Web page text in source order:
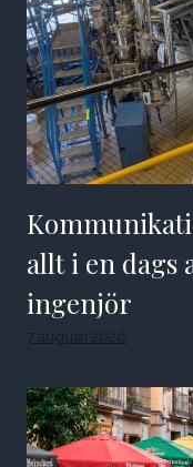
allt i en dags
ingenjör
7 augusti 2026